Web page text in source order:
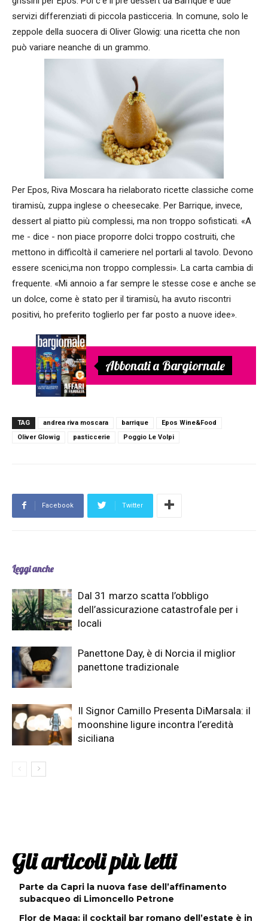
servizi differenziati di piccola pasticceria. In comune, solo le
zeppole della suocera di Oliver Glowig: una ricetta che non
può variare neanche di un grammo.
Per Epos, Riva Moscara ha rielaborato ricette classiche come
tiramisù, zuppa inglese o cheesecake. Per Barrique, invece,
dessert al piatto più complessi, ma non troppo sofisticati. «A
me - dice - non piace proporre dolci troppo costruiti, che
mettono in difficoltà il cameriere nel portarli al tavolo. Devono
essere scenici,ma non troppo complessi». La carta cambia di
frequente. «Mi annoio a far sempre le stesse cose e anche se
un dolce, come è stato per il tiramisù, ha avuto riscontri
positivi, ho preferito toglierlo per far posto a nuove idee».
Abbonati a Bargiornale
TAG andrea riva moscara barrique
Epos Wine&Food
Oliver Glowig
pasticcerie Poggio Le Volpi
Facebook Twitter
Leggi anche
Dal 31 marzo scatta l’obbligo
dell’assicurazione catastrofale per i
locali
Panettone Day, è di Norcia il miglior
panettone tradizionale
Il Signor Camillo Presenta DiMarsala: il
moonshine ligure incontra l’eredità
siciliana
Gli articoli più letti
Parte da Capri la nuova fase dell’affinamento
subacqueo di Limoncello Petrone
Flor de Maga: il cocktail bar romano dell’estate è in